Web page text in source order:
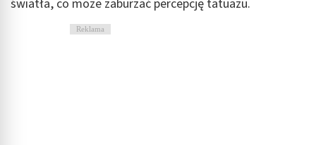
światła, co może zaburzać percepcję tatuażu.
Reklama